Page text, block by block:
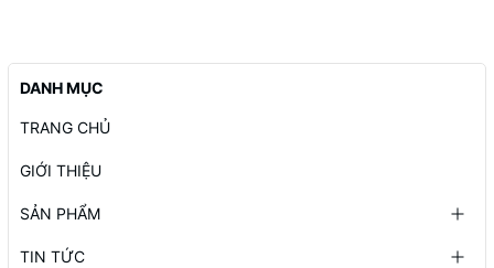
DANH MỤC
TRANG CHỦ
GIỚI THIỆU
SẢN PHẨM
TIN TỨC